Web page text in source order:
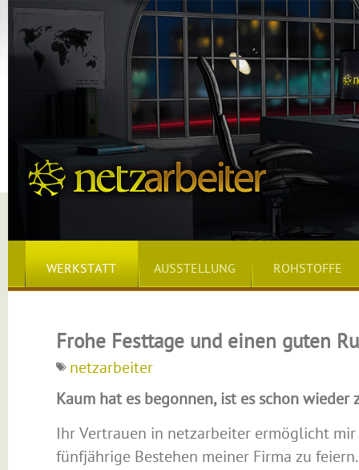
WERKSTATT AUSSTELLUNG ROHSTOFFE
Frohe Festtage und einen guten
netzarbeiter
Kaum hat es begonnen, ist es schon wieder
Ihr Vertrauen in netzarbeiter ermöglicht
fünfjährige Bestehen meiner Firma zu